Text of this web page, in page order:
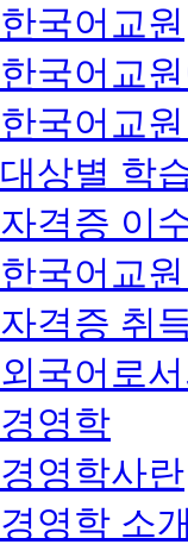
한국어교원
한국어교
한국어교
대상별 학
자격증 이
한국어교
자격증 취
외국어로
경영학
경영학사란
경영학 소개